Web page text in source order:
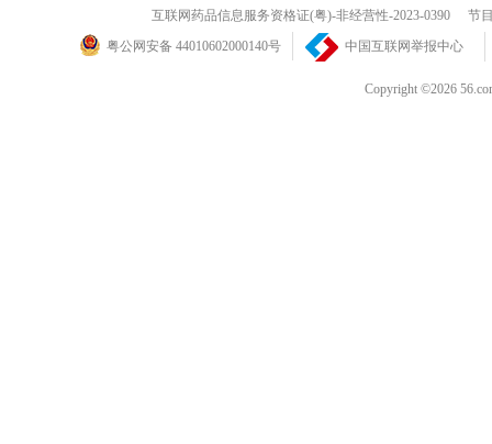
互联网药品信息服务资格证(粤)-非经营性-2023-0390
节
粤公网安备 44010602000140号
中国互联网举报中心
Copyright ©2026